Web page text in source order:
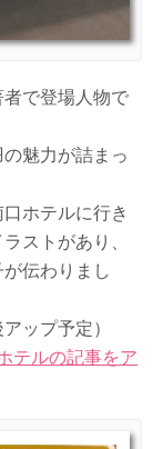
者で登場人物で
魅力が詰まっ
ホテルに行き
ストがあり、
伝わりまし
ップ予定）
テルの記事をア